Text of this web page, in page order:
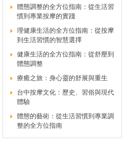
體態調整的全方位指南：從生活習
慣到專業按摩的實踐
理健康生活的全方位指南：從按摩
到生活習慣的智慧選擇
健康生活的全方位指南：從舒壓到
體態調整
療癒之旅：身心靈的舒展與重生
台中按摩文化：歷史、習俗與現代
體驗
體態的藝術：從生活習慣到專業調
整的全方位指南